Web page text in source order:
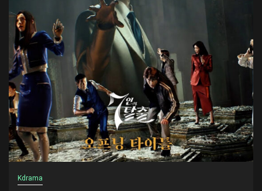
Kdrama